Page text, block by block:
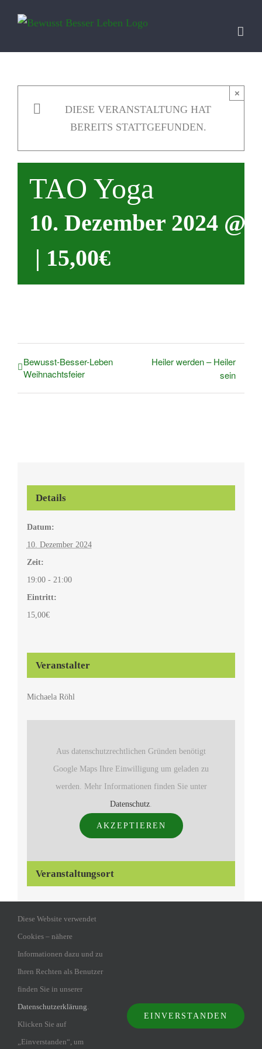
Inhalt
DIESE VERANSTALTUNG HAT
BEREITS STATTGEFUNDEN.
×
TAO Yoga
10. Dezember 2024 @
| 15,00€
Bewusst-Besser-Leben
Weihnachtsfeier
Heiler werden – Heiler
sein
Details
Datum:
10. Dezember 2024
Zeit:
19:00 - 21:00
Eintritt:
15,00€
Veranstalter
Michaela Röhl
Veranstaltungsort
Marienstr. 1
Schleiden-Gemünd
Google Karte anzeigen
Aus datenschutzrechtlichen Gründen benötigt
Google Maps Ihre Einwilligung um geladen zu
werden. Mehr Informationen finden Sie unter
Datenschutz.
AKZEPTIEREN
Diese Website verwendet
Cookies – nähere
Informationen dazu und zu
Ihren Rechten als Benutzer
finden Sie in unserer
Datenschutzerklärung.
Klicken Sie auf
„Einverstanden“, um
EINVERSTANDEN